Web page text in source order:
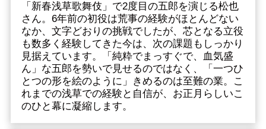
「新春浅草歌舞伎」で2度目の五郎を演じる松也
さん。6年前の初役は荒事の経験がほとんどない
なか、文字どおりの挑戦でしたが、芯となる立役
も数多く経験してきた今は、次の課題もしっかり
見据えています。「純粋でまっすぐで、血気盛
ん」な五郎を勢いで見せるのではなく、「一つひ
とつの形を絵のように」きめるのは至難の業。こ
れまでの浅草での経験と自信が、お正月らしいこ
のひと幕に凝縮します。